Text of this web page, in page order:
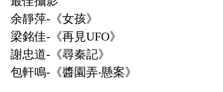
余靜萍-《女孩》
梁銘佳-《再見UFO》
謝忠道-《尋秦記》
包軒鳴-《醬園弄‧懸案》